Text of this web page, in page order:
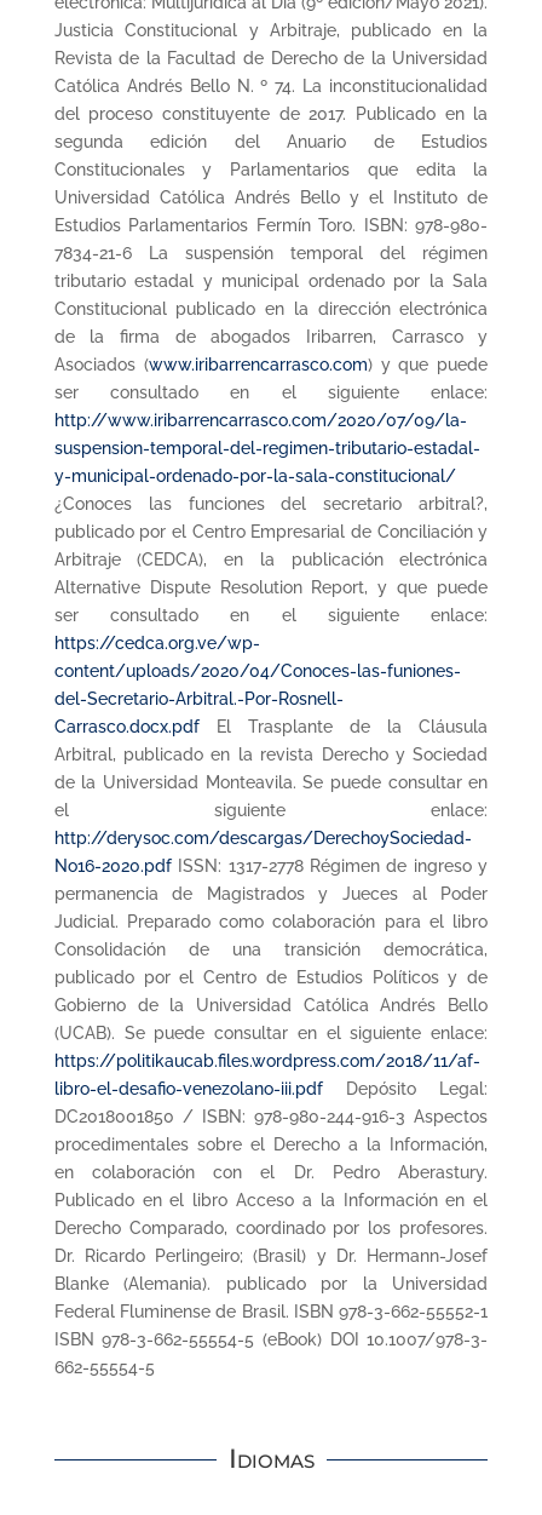
Justicia Constitucional y Arbitraje, publicado en la
Revista de la Facultad de Derecho de la Universidad
Católica Andrés Bello N. º 74. La inconstitucionalidad
del proceso constituyente de 2017. Publicado en la
segunda edición del Anuario de Estudios
Constitucionales y Parlamentarios que edita la
Universidad Católica Andrés Bello y el Instituto de
Estudios Parlamentarios Fermín Toro. ISBN: 978-980-
7834-21-6 La suspensión temporal del régimen
tributario estadal y municipal ordenado por la Sala
Constitucional publicado en la dirección electrónica
de la firma de abogados Iribarren, Carrasco y
Asociados (www.iribarrencarrasco.com) y que puede
ser consultado en el siguiente enlace:
http://www.iribarrencarrasco.com/2020/07/09/la-
suspension-temporal-del-regimen-tributario-estadal-
y-municipal-ordenado-por-la-sala-constitucional/
¿Conoces las funciones del secretario arbitral?,
publicado por el Centro Empresarial de Conciliación y
Arbitraje (CEDCA), en la publicación electrónica
Alternative Dispute Resolution Report, y que puede
ser consultado en el siguiente enlace:
https://cedca.org.ve/wp-
content/uploads/2020/04/Conoces-las-funiones-
del-Secretario-Arbitral.-Por-Rosnell-
Carrasco.docx.pdfEl Trasplante de la Cláusula
Arbitral, publicado en la revista Derecho y Sociedad
de la Universidad Monteavila. Se puede consultar en
el siguiente enlace:
http://derysoc.com/descargas/DerechoySociedad-
No16-2020.pdfISSN: 1317-2778 Régimen de ingreso y
permanencia de Magistrados y Jueces al Poder
Judicial. Preparado como colaboración para el libro
Consolidación de una transición democrática,
publicado por el Centro de Estudios Políticos y de
Gobierno de la Universidad Católica Andrés Bello
(UCAB). Se puede consultar en el siguiente enlace:
https://politikaucab.files.wordpress.com/2018/11/af-
libro-el-desafio-venezolano-iii.pdfDepósito Legal:
DC2018001850 / ISBN: 978-980-244-916-3 Aspectos
procedimentales sobre el Derecho a la Información,
en colaboración con el Dr. Pedro Aberastury.
Publicado en el libro Acceso a la Información en el
Derecho Comparado, coordinado por los profesores.
Dr. Ricardo Perlingeiro; (Brasil) y Dr. Hermann-Josef
Blanke (Alemania). publicado por la Universidad
Federal Fluminense de Brasil. ISBN 978-3-662-55552-1
ISBN 978-3-662-55554-5 (eBook) DOI 10.1007/978-3-
662-55554-5
Idiomas